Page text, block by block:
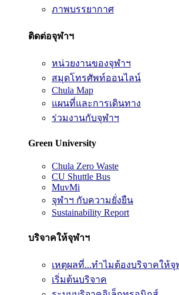
ภาพบรรยากาศ
ติดต่อจุฬาฯ
หน่วยงานของจุฬาฯ
สมุดโทรศัพท์ออนไลน์
Chula Map
แผนที่และการเดินทาง
ร่วมงานกับจุฬาฯ
Green University
Chula Zero Waste
CU Shuttle Bus
MuvMi
จุฬาฯ กับความยั่งยืน
Sustainability Report
บริจาคให้จุฬาฯ
เหตุผลที่...ทำไมต้องบริจาคให้จุ
เริ่มต้นบริจาค